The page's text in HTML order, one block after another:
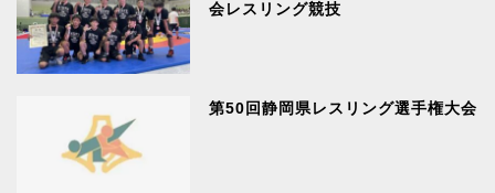
会レスリング競技
第50回静岡県レスリング選手権大会